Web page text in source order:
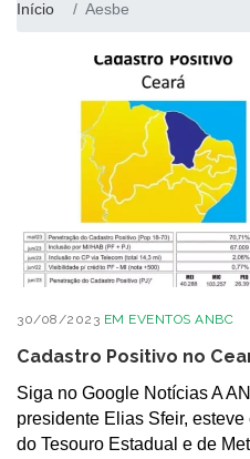
Início
Aesbe
30/08/2023 EM EVENTOS ANBC
Cadastro Positivo no
Siga no Google Notícias A
presidente Elias Sfeir,
do Tesouro Estadual e de